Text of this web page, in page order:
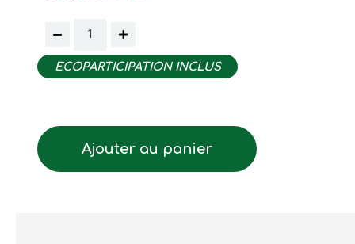
ECOPARTICIPATION INCLUS
Ajouter au panier